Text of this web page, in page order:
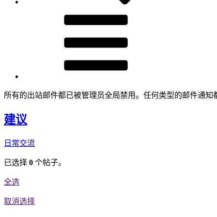
所有的出站邮件都已被管理员全局禁用。任何类型的邮件通知
建议
日常交流
已选择 0 个帖子。
全选
取消选择